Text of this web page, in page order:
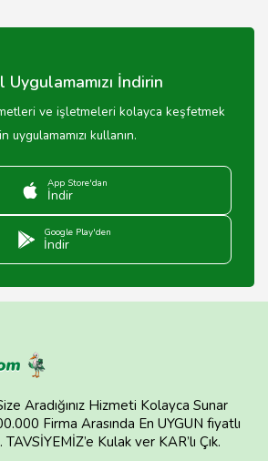
Uygulamamızı İndirin
ve işletmeleri kolayca keşfetmek
uygulamamızı kullanın.
App Store'dan
İndir
Google Play'den
İndir
Aradığınız Hizmeti Kolayca Sunar
Firma Arasında En UYGUN fiyatlı
Kulak ver KAR’lı Çık.